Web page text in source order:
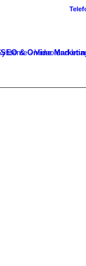
SEO & Online